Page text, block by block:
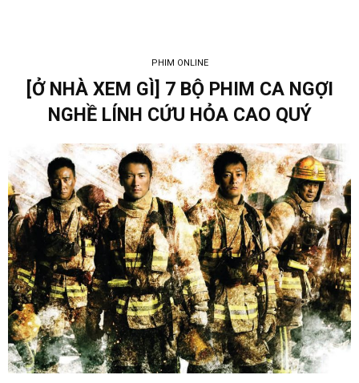
PHIM ONLINE
[Ở NHÀ XEM GÌ] 7 BỘ PHIM CA NGỢI
NGHỀ LÍNH CỨU HỎA CAO QUÝ